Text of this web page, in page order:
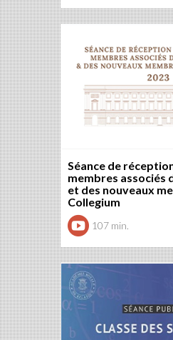
Séance de
membres associés
et des nouveaux
Collegium
107 min.